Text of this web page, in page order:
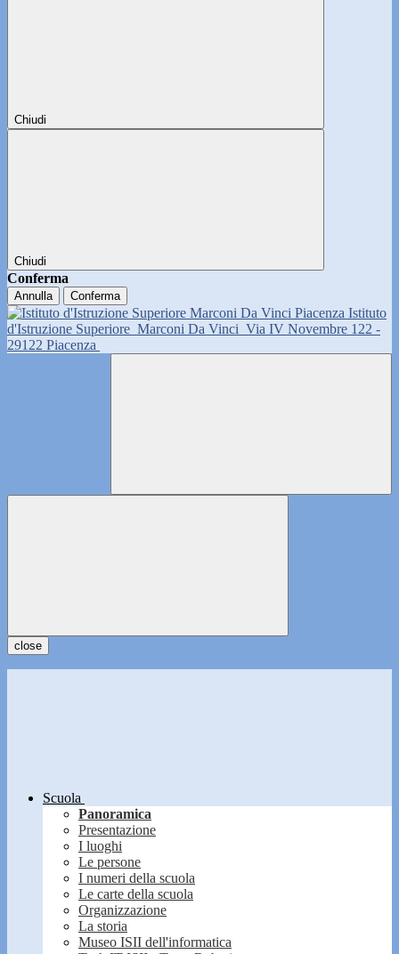
Chiudi
Chiudi
Conferma
Annulla Conferma
Istituto
d'Istruzione Superiore Marconi Da Vinci Via IV Novembre 122 -
29122 Piacenza
close
Scuola
Panoramica
Presentazione
I luoghi
Le persone
I numeri della scuola
Le carte della scuola
Organizzazione
La storia
Museo ISII dell'informatica